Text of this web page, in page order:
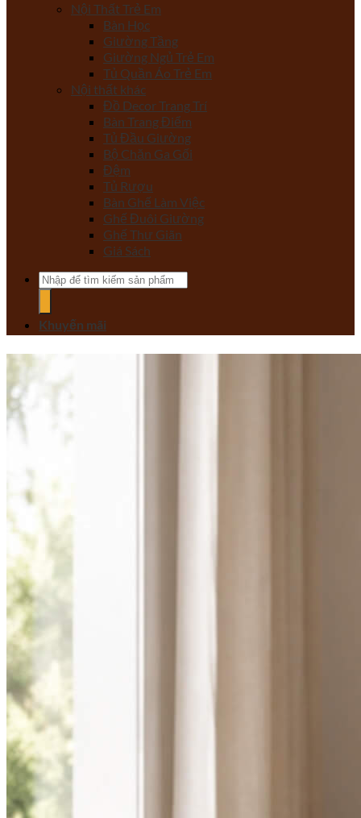
Nội Thất Trẻ Em
Bàn Học
Giường Tầng
Giường Ngủ Trẻ Em
Tủ Quần Áo Trẻ Em
Nội thất khác
Đồ Decor Trang Trí
Bàn Trang Điểm
Tủ Đầu Giường
Bộ Chăn Ga Gối
Đệm
Tủ Rượu
Bàn Ghế Làm Việc
Ghế Đuôi Giường
Ghế Thư Giãn
Giá Sách
Tìm
kiếm:
Khuyến mãi